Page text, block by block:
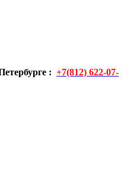
: +7(812) 622-07-